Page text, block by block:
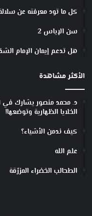
كل ما تود معرفته عن
سن الإياس 2
هل تدعم إيمان الإمام
الأكثر مشاهدة
د. محمد منصور يشارك في
الخلايا الظهارية وتوضعها!
كيف ندمن الأشياء؟
علم الله
الطحالب الخضراء المزرّقة